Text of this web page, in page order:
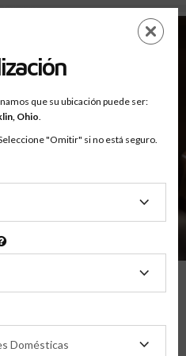
Testimonios
EN
que su ubicación puede ser:
Ohio.
"Omitir" si no está seguro.
Domésticas